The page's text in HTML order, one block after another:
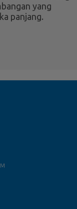
yang
panjang.